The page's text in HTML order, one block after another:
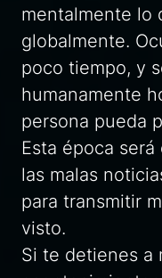
mentalmente lo
globalmente.
poco tiempo, y
humanamente
persona pueda
Esta época
las malas
para transmitir
visto.
Si te detienes a